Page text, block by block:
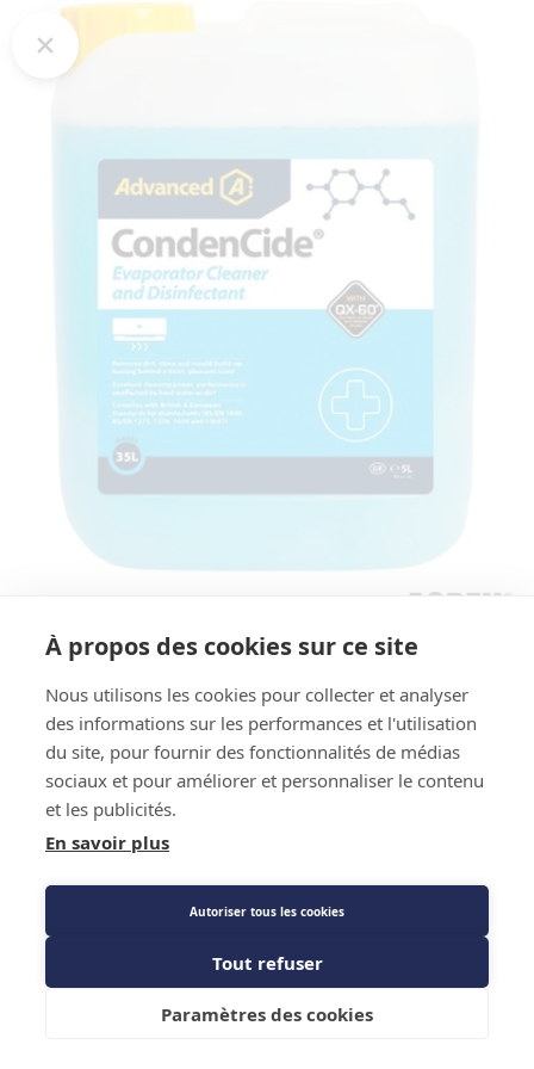
Référence Fournisseur : 177ACE0033
Nettoyant et désinfectant pour
évaporateurs CondenCide - Aspen
Pumps - Bidon 5L
Prix public
Caractéristiques techniques
Ajouter au panier
À propos des cookies sur ce site
Nous utilisons les cookies pour collecter et analyser
des informations sur les performances et l'utilisation
du site, pour fournir des fonctionnalités de médias
sociaux et pour améliorer et personnaliser le contenu
et les publicités.
En savoir plus
Autoriser tous les cookies
Tout refuser
Paramètres des cookies